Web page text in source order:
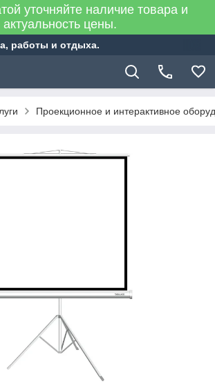
уточняйте наличие товара и
актуальность цены.
работы и отдыха.
Проекционное и интерактивное